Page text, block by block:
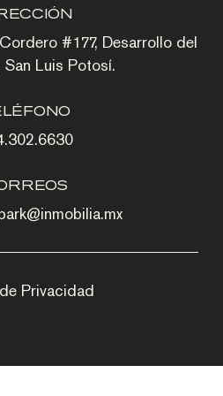
#177, Desarrollo del
San Luis Potosí.
Privacidad